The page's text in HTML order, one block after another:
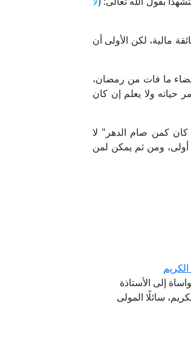
مالية، لكن الأولى أن
ما فات من رمضان،
حياته ولا يعلم إن كان
كمن صام الدهر" لا
أولى، ومن ثم يمكن لمن
إلى الأستاذة
سائلًا المولى